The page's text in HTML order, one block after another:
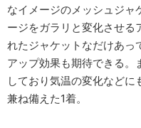
なイメージのメッシュジャ
ージをガラリと変化させる
れたジャケットなだけあっ
アップ効果も期待できる。
しており気温の変化など
兼ね備えた1着。